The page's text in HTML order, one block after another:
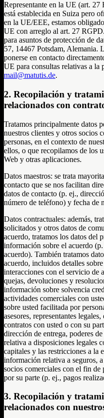
Representante en la UE (art.
está establecida en Suiza pero
en la UE/EEE, estamos
UE con arreglo al art. 27
para asuntos de protección de
57, 14467 Potsdam, Alemania.
ponerse en contacto
UE para consultas relativas a la
mail@matutis.de.
2. Recopilación y
relacionados con
Tratamos principalmente datos
nuestros clientes y otros socios
personas, en el contexto de
ellos, o que recopilamos de los
Web y otras aplicaciones.
Datos maestros: se trata
contacto que se nos facilitan
datos de contacto (p. ej.,
número de teléfono) y fecha de
Datos contractuales: además,
solicitados y otros datos de
acuerdo, tratamos los datos del
información sobre el acuerdo
acuerdo). También tratamos
acuerdo, incluidos detalles
interacciones con el servicio de
quejas, devoluciones y
información sobre solvencia
actividades comerciales con
sobre usted facilitada por
asesores, representantes
contratos con usted o con su
dirección de entrega, poderes
relativa a disposiciones legales
capitales y las restricciones a la
información relativa a seguros,
socios comerciales con el fin de
por su parte (p. ej., pagos
3. Recopilación y
relacionados con